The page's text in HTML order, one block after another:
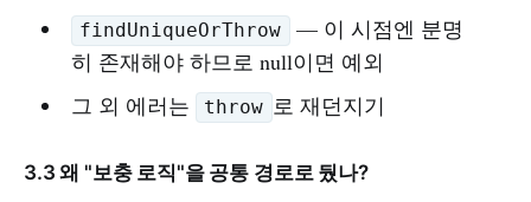
findUniqueOrThrow
— 이 시점엔 분명
히 존재해야 하므로 null이면 예외
그 외 에러는
throw 로 재던지기
3.3 왜 "보충 로직"을 공통 경로로 뒀나?